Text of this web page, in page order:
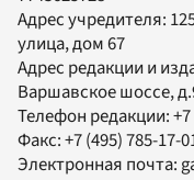
Адрес учредителя:
улица, дом 67
Адрес редакции и
Варшавское шоссе,
Телефон редакции:
Факс:+7 (495) 785-17-
Электронная почта: